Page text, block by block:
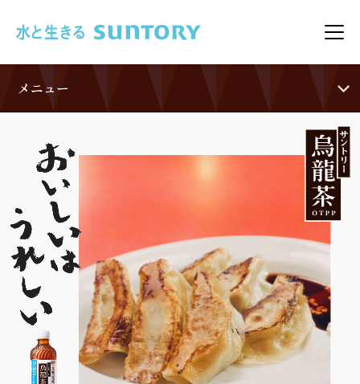
メニ
メニュー